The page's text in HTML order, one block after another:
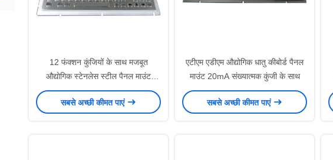
12 फंक्शन कुंजियों के साथ मजबूत
औद्योगिक स्टेनलेस स्टील पैनल माउंट
कीबोर्ड
सबसे अच्छी कीमत पाएं
एटीएम एडीएम औद्योगिक धातु कीबोर्ड पैनल
माउंट 20mA संख्यात्मक कुंजी के साथ
सबसे अच्छी कीमत पाएं